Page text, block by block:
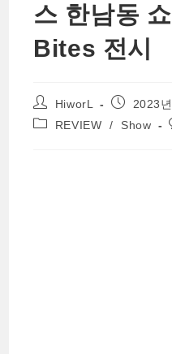
스 한남동
Bites 전시
Post
author:
HiworL
Post2023
PostREVIEW / Show